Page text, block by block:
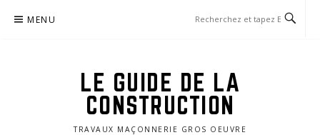
MENU
LE GUIDE DE LA
CONSTRUCTION
TRAVAUX MAÇONNERIE GROS OEUVRE